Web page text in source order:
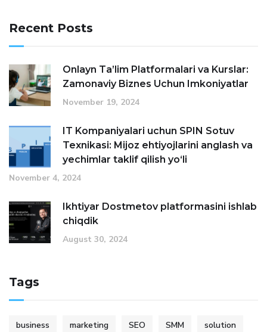
Recent Posts
Onlayn Ta’lim Platformalari va Kurslar:
Zamonaviy Biznes Uchun Imkoniyatlar
November 19, 2024
IT Kompaniyalari uchun SPIN Sotuv
Texnikasi: Mijoz ehtiyojlarini anglash va
yechimlar taklif qilish yo‘li
November 4, 2024
Ikhtiyar Dostmetov platformasini ishlab
chiqdik
August 30, 2024
Tags
business marketing SEO SMM solution